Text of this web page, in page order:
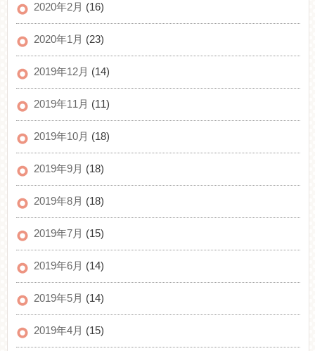
2020年2月 (16)
2020年1月 (23)
2019年12月 (14)
2019年11月 (11)
2019年10月 (18)
2019年9月 (18)
2019年8月 (18)
2019年7月 (15)
2019年6月 (14)
2019年5月 (14)
2019年4月 (15)